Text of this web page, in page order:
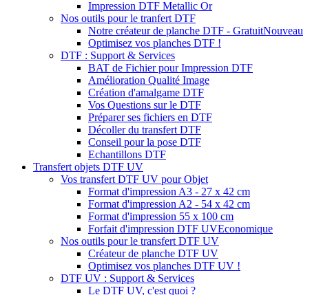
Impression DTF Metallic Or
Nos outils pour le tranfert DTF
Notre créateur de planche DTF - GratuitNouveau
Optimisez vos planches DTF !
DTF : Support & Services
BAT de Fichier pour Impression DTF
Amélioration Qualité Image
Création d'amalgame DTF
Vos Questions sur le DTF
Préparer ses fichiers en DTF
Décoller du transfert DTF
Conseil pour la pose DTF
Echantillons DTF
Transfert objets DTF UV
Vos transfert DTF UV pour Objet
Format d'impression A3 - 27 x 42 cm
Format d'impression A2 - 54 x 42 cm
Format d'impression 55 x 100 cm
Forfait d'impression DTF UVEconomique
Nos outils pour le transfert DTF UV
Créateur de planche DTF UV
Optimisez vos planches DTF UV !
DTF UV : Support & Services
Le DTF UV, c'est quoi ?